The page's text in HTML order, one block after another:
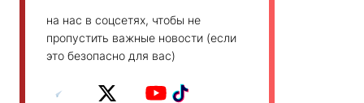
на нас в соцсетях, чтобы не
пропустить важные новости (если
это безопасно для вас)